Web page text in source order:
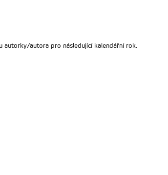
autorky/autora pro následující kalendářní rok.